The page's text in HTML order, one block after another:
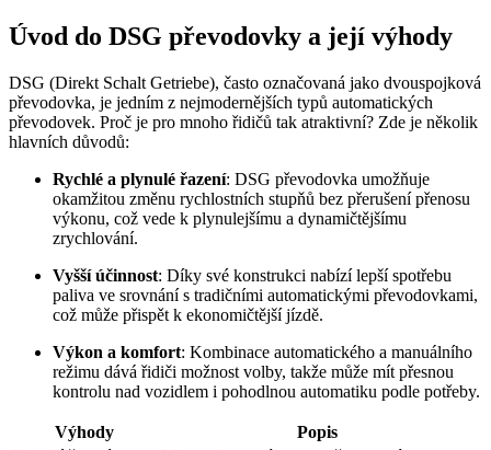
Úvod do DSG převodovky a její výhody
DSG (Direkt Schalt Getriebe), často označovaná jako dvouspojková
převodovka, je jedním z nejmodernějších typů automatických
převodovek. Proč je pro mnoho řidičů tak atraktivní? Zde je několik
hlavních důvodů:
Rychlé a plynulé řazení: DSG převodovka umožňuje
okamžitou změnu rychlostních stupňů bez přerušení přenosu
výkonu, což vede k plynulejšímu a dynamičtějšímu
zrychlování.
Vyšší účinnost: Díky své konstrukci nabízí lepší spotřebu
paliva ve srovnání s tradičními automatickými převodovkami,
což může přispět k ekonomičtější jízdě.
Výkon a komfort: Kombinace automatického a manuálního
režimu dává řidiči možnost volby, takže může mít přesnou
kontrolu nad vozidlem i pohodlnou automatiku podle potřeby.
Výhody
Popis